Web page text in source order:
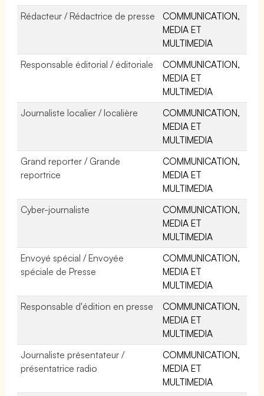
Rédacteur / Rédactrice de presse
COMMUNICATION,
MEDIA ET
MULTIMEDIA
Responsable éditorial / éditoriale
COMMUNICATION,
MEDIA ET
MULTIMEDIA
Journaliste localier / localière
COMMUNICATION,
MEDIA ET
MULTIMEDIA
Grand reporter / Grande
reportrice
COMMUNICATION,
MEDIA ET
MULTIMEDIA
Cyber-journaliste
COMMUNICATION,
MEDIA ET
MULTIMEDIA
Envoyé spécial / Envoyée
spéciale de Presse
COMMUNICATION,
MEDIA ET
MULTIMEDIA
Responsable d'édition en presse
COMMUNICATION,
MEDIA ET
MULTIMEDIA
Journaliste présentateur /
présentatrice radio
COMMUNICATION,
MEDIA ET
MULTIMEDIA